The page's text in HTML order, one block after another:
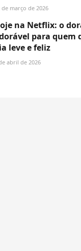
de março de 2026
na Netflix: o
para quem
leve e feliz
abril de 2026